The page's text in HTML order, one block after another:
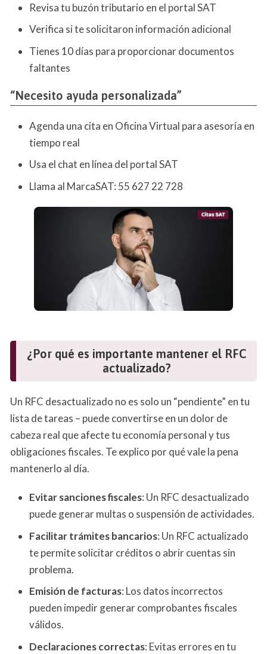
Revisa tu buzón tributario en el portal SAT
Verifica si te solicitaron información adicional
Tienes 10 días para proporcionar documentos
faltantes
“Necesito ayuda personalizada”
Agenda una cita en Oficina Virtual para asesoría en
tiempo real
Usa el chat en línea del portal SAT
Llama al MarcaSAT: 55 627 22 728
¿Por qué es importante mantener el RFC
actualizado?
Un RFC desactualizado no es solo un “pendiente” en tu
lista de tareas – puede convertirse en un dolor de
cabeza real que afecte tu economía personal y tus
obligaciones fiscales. Te explico por qué vale la pena
mantenerlo al día.
Evitar sanciones fiscales: Un RFC desactualizado
puede generar multas o suspensión de actividades.
Facilitar trámites bancarios: Un RFC actualizado
te permite solicitar créditos o abrir cuentas sin
problema.
Emisión de facturas: Los datos incorrectos
pueden impedir generar comprobantes fiscales
válidos.
Declaraciones correctas: Evitas errores en tu